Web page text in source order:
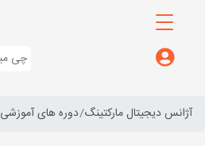
آژانس دیجیتال مارکتینگ دوره های آموزشی